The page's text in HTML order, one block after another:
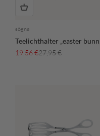
sögne
Angebot
19,56 €Regulärer Preis
27,95 €